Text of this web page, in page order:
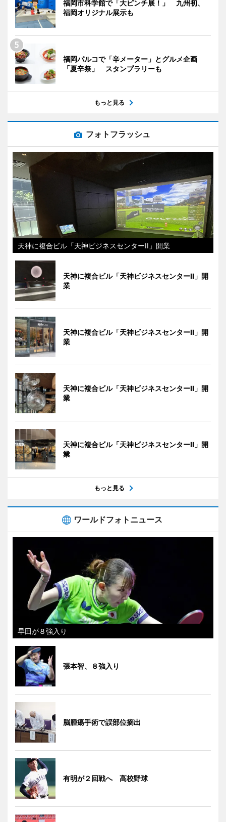
福岡市科学館で「大ピンチ展！」 九州初、
福岡オリジナル展示も
福岡パルコで「辛メーター」とグルメ企画
「夏辛祭」 スタンプラリーも
もっと見る
フォトフラッシュ
天神に複合ビル「天神ビジネスセンターII」開業
天神に複合ビル「天神ビジネスセンターII」開
業
天神に複合ビル「天神ビジネスセンターII」開
業
天神に複合ビル「天神ビジネスセンターII」開
業
天神に複合ビル「天神ビジネスセンターII」開
業
もっと見る
ワールドフォトニュース
早田が８強入り
張本智、８強入り
脳腫瘍手術で誤部位摘出
有明が２回戦へ 高校野球